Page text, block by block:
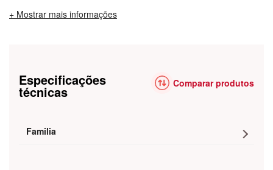
+ Mostrar mais informações
Especificações
técnicas Comparar produtos
Familia